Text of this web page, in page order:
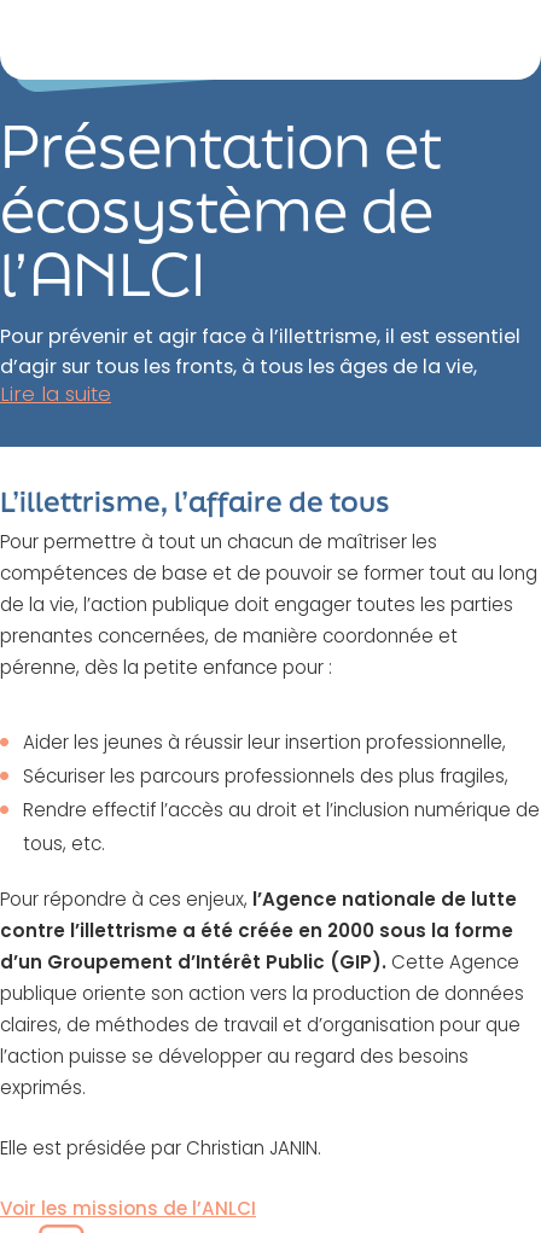
Présentation et
écosystème de
l’ANLCI
Pour prévenir et agir face à l’illettrisme, il est essentiel
d’agir sur tous les fronts, à tous les âges de la vie,
Lire la suite
L’illettrisme, l’affaire de tous
Pour permettre à tout un chacun de maîtriser les
compétences de base et de pouvoir se former tout au long
de la vie, l’action publique doit engager toutes les parties
prenantes concernées, de manière coordonnée et
pérenne, dès la petite enfance pour :
Aider les jeunes à réussir leur insertion professionnelle,
Sécuriser les parcours professionnels des plus fragiles,
Rendre effectif l’accès au droit et l’inclusion numérique de
tous, etc.
Pour répondre à ces enjeux, l’Agence nationale de lutte
contre l’illettrisme a été créée en 2000 sous la forme
d’un Groupement d’Intérêt Public (GIP). Cette Agence
publique oriente son action vers la production de données
claires, de méthodes de travail et d’organisation pour que
l’action puisse se développer au regard des besoins
exprimés.
Elle est présidée par Christian JANIN.
Voir les missions de l’ANLCI